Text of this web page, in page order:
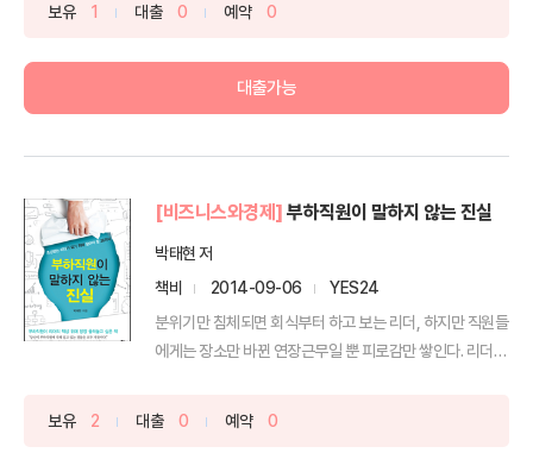
보유 1 대출 0 예약 0
대출가능
[비즈니스와경제] 부하직원이 말하지 않는 진실
박태현 저
책비
2014-09-06
YES24
분위기만 침체되면 회식부터 하고 보는 리더, 하지만 직원들
에게는 장소만 바뀐 연장근무일 뿐 피로감만 쌓인다. 리더의
보유 2 대출 0 예약 0